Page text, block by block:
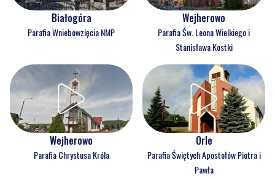
Białogóra
Parafia Wniebowzięcia NMP
Wejherowo
Parafia Św. Leona Wielkiego i
Stanisława Kostki
Wejherowo
Parafia Chrystusa Króla
Orle
Parafia Świętych Apostołów Piotra i
Pawła